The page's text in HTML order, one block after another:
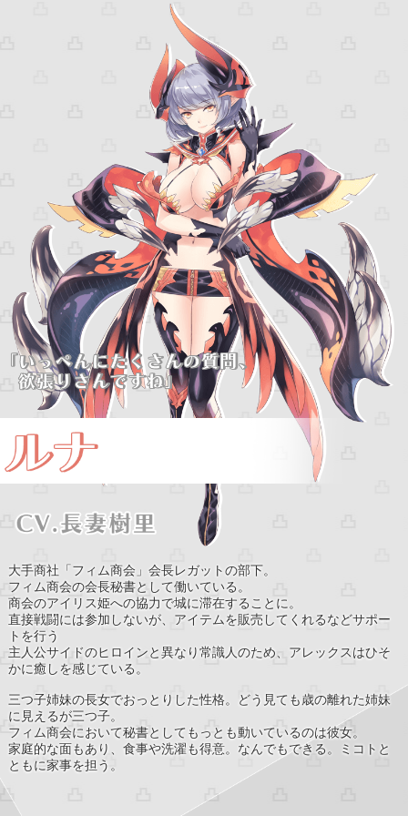
大手商社「フィム商会」会長レガットの部下。
フィム商会の会長秘書として働いている。
商会のアイリス姫への協力で城に滞在することに。
直接戦闘には参加しないが、アイテムを販売してくれるなどサポー
トを行う
主人公サイドのヒロインと異なり常識人のため、アレックスはひそ
かに癒しを感じている。
三つ子姉妹の長女でおっとりした性格。どう見ても歳の離れた姉妹
に見えるが三つ子。
フィム商会において秘書としてもっとも動いているのは彼女。
家庭的な面もあり、食事や洗濯も得意。なんでもできる。ミコトと
ともに家事を担う。